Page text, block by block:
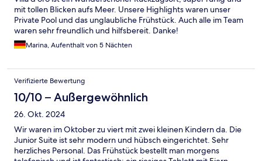
mit tollen Blicken aufs Meer. Unsere Highlights waren unser
Private Pool und das unglaubliche Frühstück. Auch alle im Team
waren sehr freundlich und hilfsbereit. Danke!
Marina, Aufenthalt von 5 Nächten
Verifizierte Bewertung
10/10 – Außergewöhnlich
26. Okt. 2024
Wir waren im Oktober zu viert mit zwei kleinen Kindern da. Die
Junior Suite ist sehr modern und hübsch eingerichtet. Sehr
herzliches Personal. Das Frühstück bestellt man morgens